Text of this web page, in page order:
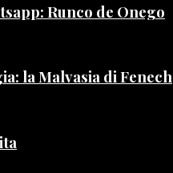
Runco de Onego
la Malvasia di Fenech